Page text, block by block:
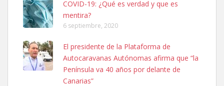
SHIBA PERDIDO AVDA JOSE MESA Y LOPEZ
PERRO MACHO RAZA SHIBA CON MICROCHIP PERDIDO HOY
06/07/2025 ZONA MESA Y LOPEZ. ES MUY ASUSTADIZO
Leales.org » Gran Canaria
6.7.2025
COVID-19: ¿Qué es verdad y que es
mentira?
6 septiembre, 2020
El presidente de la Plataforma de
Autocaravanas Autónomas afirma que “la
Península va 40 años por delante de
Canarias”